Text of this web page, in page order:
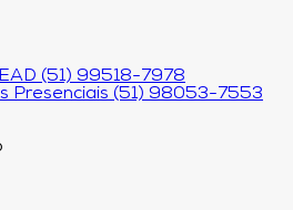
(51) 99518-7978
Presenciais (51) 98053-7553